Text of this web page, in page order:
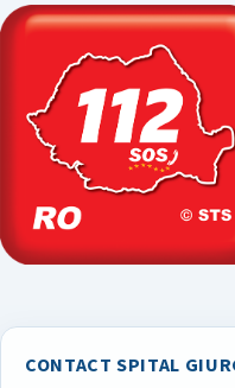
CONTACT SPITAL